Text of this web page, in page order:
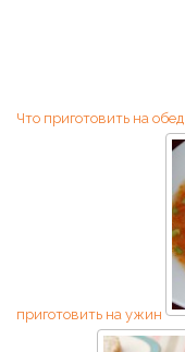
Что приготовить на обед
приготовить на ужин